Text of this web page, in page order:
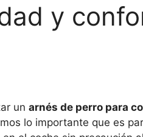
y
un arnés de perro para
lo importante que es